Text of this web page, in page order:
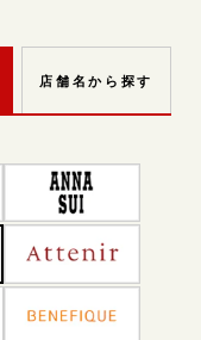
店舗名から探す